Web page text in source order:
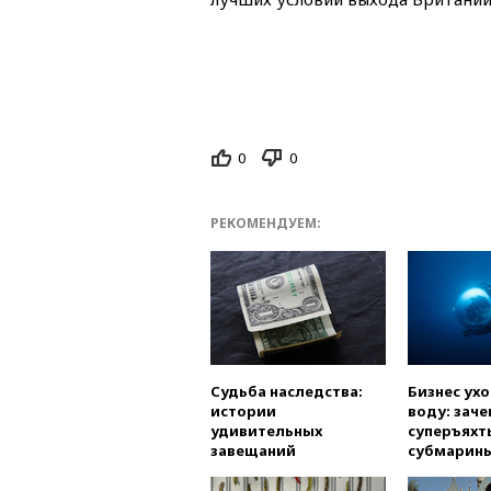
0 0
РЕКОМЕНДУЕМ:
Судьба наследства:
истории
удивительных
завещаний
Бизнес
воду: